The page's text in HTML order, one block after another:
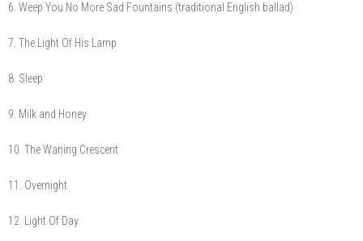
6. Weep You No More Sad Fountains (traditional English ballad)
7. The Light Of His Lamp
8. Sleep
9. Milk and Honey
10. The Waning Crescent
11. Overnight
12. Light Of Day